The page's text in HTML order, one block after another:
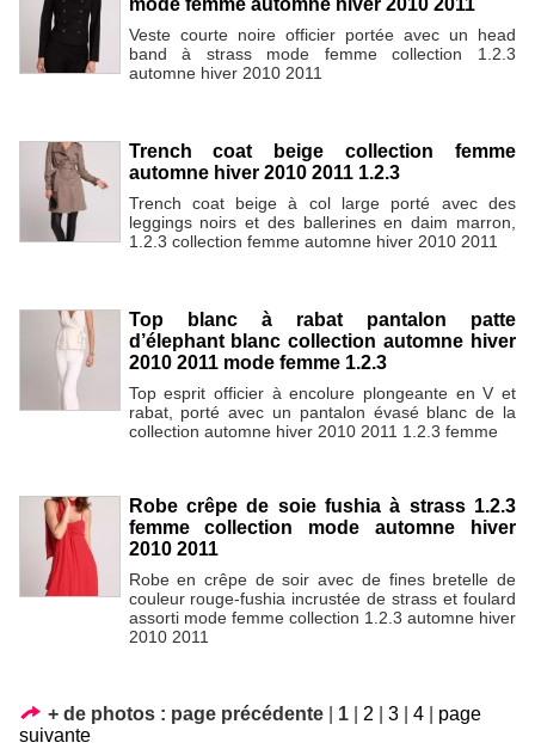
Veste courte noire officier portée avec un head
band à strass mode femme collection 1.2.3
automne hiver 2010 2011
Trench coat beige collection femme
automne hiver 2010 2011 1.2.3
Trench coat beige à col large porté avec des
leggings noirs et des ballerines en daim marron,
1.2.3 collection femme automne hiver 2010 2011
Top blanc à rabat pantalon patte
d’élephant blanc collection automne hiver
2010 2011 mode femme 1.2.3
Top esprit officier à encolure plongeante en V et
rabat, porté avec un pantalon évasé blanc de la
collection automne hiver 2010 2011 1.2.3 femme
Robe crêpe de soie fushia à strass 1.2.3
femme collection mode automne hiver
2010 2011
Robe en crêpe de soir avec de fines bretelle de
couleur rouge-fushia incrustée de strass et foulard
assorti mode femme collection 1.2.3 automne hiver
2010 2011
+ de photos : page précédente 1 2 3 4
page
suivante